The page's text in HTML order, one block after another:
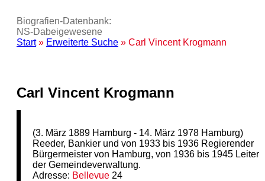
Biografien-Datenbank:
NS‑Dabeigewesene
Start» Erweiterte Suche » Carl Vincent Krogmann
Carl Vincent Krogmann
(3. März 1889 Hamburg - 14. März 1978 Hamburg)
Reeder, Bankier und von 1933 bis 1936 Regierender
Bürgermeister von Hamburg, von 1936 bis 1945 Leiter
der Gemeindeverwaltung.
Adresse: Bellevue 24